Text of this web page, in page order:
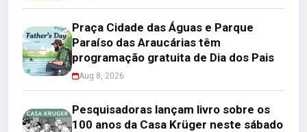
Praça Cidade das Águas e Parque
Paraíso das Araucárias têm
programação gratuita de Dia dos Pais
Aug 8, 2026
Pesquisadoras lançam livro sobre os
100 anos da Casa Krüger neste sábado